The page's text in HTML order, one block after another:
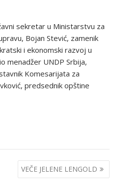
sekretar u Ministarstvu za
Bojan Stević, zamenik
i ekonomski razvoj u
menadžer UNDP Srbija,
Komesarijata za
predsednik opštine
VEČE JELENE LENGOLD